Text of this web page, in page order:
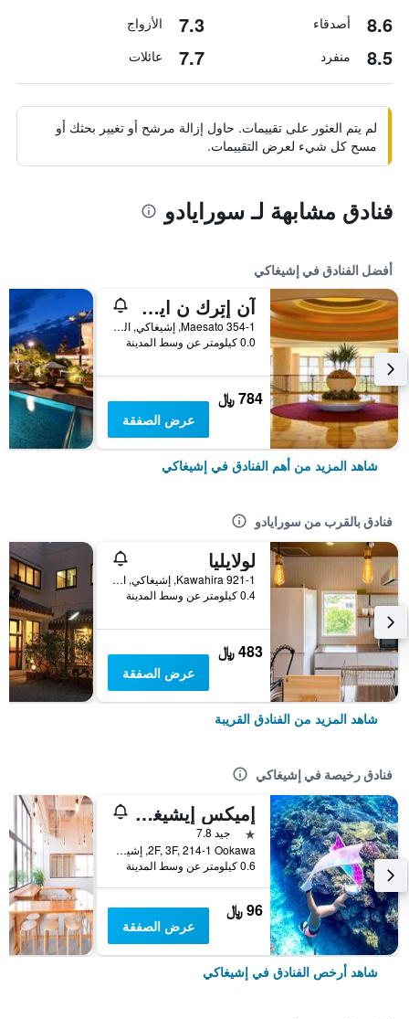
8.6 أصدقاء 7.3 الأزواج
8.5 منفرد 7.7 عائلات
لم يتم العثور على تقييمات. حاول إزالة مرشح أو تغيير بحثك أو
مسح كل شيء لعرض التقييمات.
فنادق مشابهة لـ سورايادو
أفضل الفنادق في إشيغاكي
آن إتٕرك ن اين ي ال إيشجاكي ريزورت باي آيتش جي
Maesato 354-1, إشيغاكي, اليابان
0.0 كيلومتر عن وسط المدينة
784 ﷼
عرض الصفقة
شاهد المزيد من أهم الفنادق في إشيغاكي
فنادق بالقرب من سورايادو
لولايليا
Kawahira 921-1, إشيغاكي, اليابان
0.4 كيلومتر عن وسط المدينة
483 ﷼
عرض الصفقة
شاهد المزيد من الفنادق القريبة
فنادق رخيصة في إشيغاكي
إميكس إيشيغاكي - دار ضيافة
نجمة واحدة
جيد 7.8
2F, 3F, 214-1 Ookawa, إشيغاكي, اليابان
0.6 كيلومتر عن وسط المدينة
96 ﷼
عرض الصفقة
شاهد أرخص الفنادق في إشيغاكي